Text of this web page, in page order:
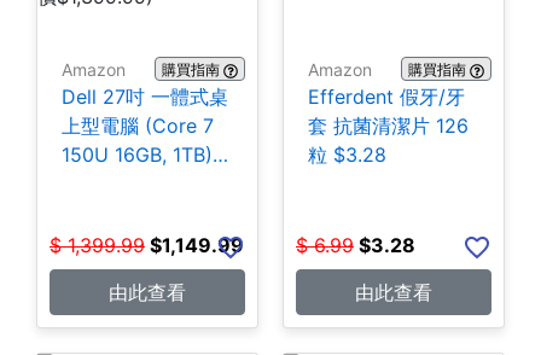
Amazon 購買指南
Dell 27吋 一體式桌
上型電腦 (Core 7
150U 16GB, 1TB)
$ 1,399.99 $1,149.99
由此查看
Amazon 購買指南
Efferdent 假牙/牙
套 抗菌清潔片 126
粒 $3.28
$ 6.99 $3.28
由此查看